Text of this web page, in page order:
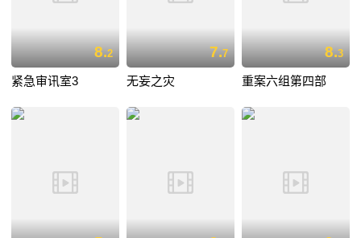
8.2
紧急审讯室3
7.7
无妄之灾
8.3
重案六组第四部